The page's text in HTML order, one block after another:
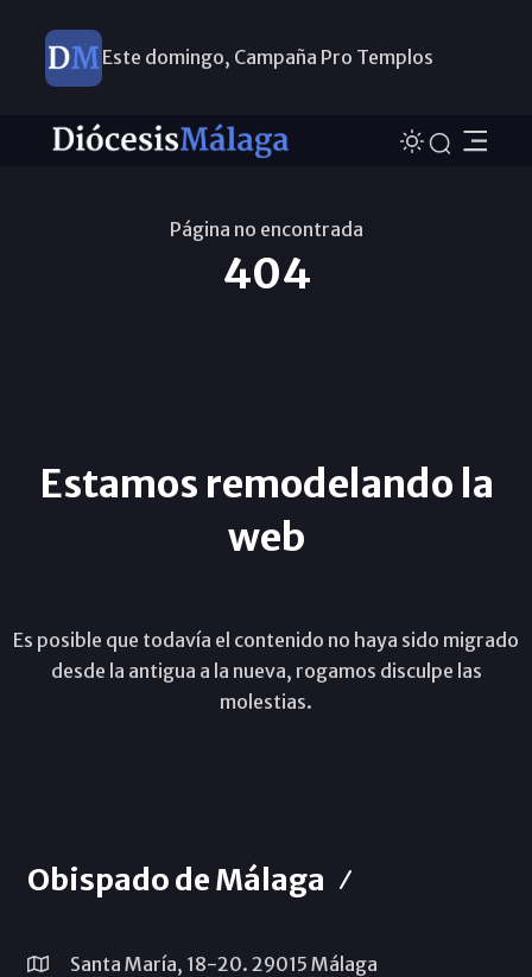
Este domingo, Campaña Pro Templos
Página no encontrada
404
Estamos remodelando la
web
Es posible que todavía el contenido no haya sido migrado
desde la antigua a la nueva, rogamos disculpe las
molestias.
Obispado de Málaga
Santa María, 18-20. 29015 Málaga